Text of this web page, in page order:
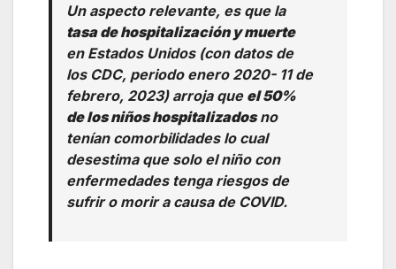
Un aspecto relevante, es que la
tasa de hospitalización y muerte
en Estados Unidos (con datos de
los CDC, periodo enero 2020- 11 de
febrero, 2023) arroja que el 50%
de los niños hospitalizadosno
tenían comorbilidades lo cual
desestima que solo el niño con
enfermedades tenga riesgos de
sufrir o morir a causa de COVID.